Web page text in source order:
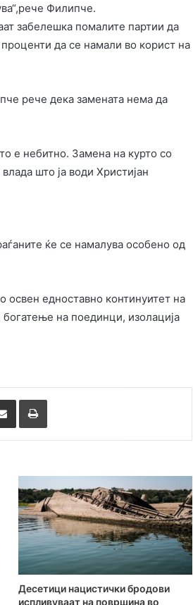
Филипче.
забелешка помалите партии да
да се намали во корист на
рече дека замената нема да
е небитно. Замена на курто со
што ја води Христијан
ќе се намалува особено од
освен едноставно континуитет на
на поединци, изолација
Сподели преку Е-маил Испринтај
Десетици нацистички бродови
испливуваат на површина во